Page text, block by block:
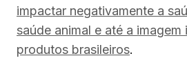
impactar negativamente a
saúde animal e até a
produtos brasileiros.